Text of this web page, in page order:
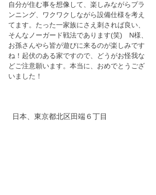
自分が住む事を想像して、楽しみながらプラ
ンニング、ワクワクしながら設備仕様を考え
てます。たった一家族にさえ刺されば良い、
そんなノーガード戦法であります(笑)　N様、
お孫さんやら皆が遊びに来るのが楽しみです
ね！起伏のある家ですので、どうがお怪我な
どご注意願います。本当に、おめでとうござ
いました！
日本、東京都北区田端６丁目